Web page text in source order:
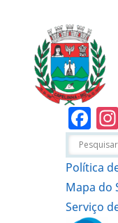
Política
Mapa do
Serviço